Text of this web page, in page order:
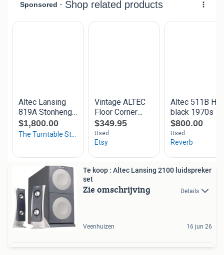
Te koop : Altec Lansing 2100 luidspreker
set
Zie omschrijving Details
Veenhuizen 16 jun 26